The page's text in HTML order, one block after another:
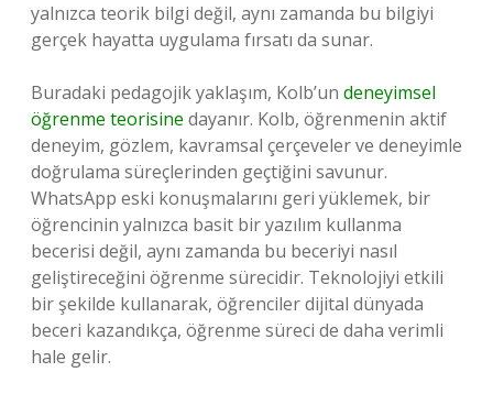
yalnızca teorik bilgi değil, aynı zamanda bu bilgiyi
gerçek hayatta uygulama fırsatı da sunar.
Buradaki pedagojik yaklaşım, Kolb’un deneyimsel
öğrenme teorisine dayanır. Kolb, öğrenmenin aktif
deneyim, gözlem, kavramsal çerçeveler ve deneyimle
doğrulama süreçlerinden geçtiğini savunur.
WhatsApp eski konuşmalarını geri yüklemek, bir
öğrencinin yalnızca basit bir yazılım kullanma
becerisi değil, aynı zamanda bu beceriyi nasıl
geliştireceğini öğrenme sürecidir. Teknolojiyi etkili
bir şekilde kullanarak, öğrenciler dijital dünyada
beceri kazandıkça, öğrenme süreci de daha verimli
hale gelir.